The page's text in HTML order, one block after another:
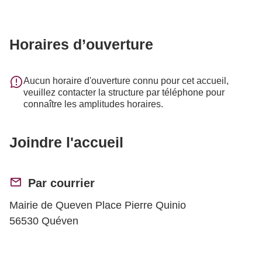
Horaires d’ouverture
Aucun horaire d'ouverture connu pour cet accueil,
veuillez contacter la structure par téléphone pour
connaître les amplitudes horaires.
Joindre l'accueil
Par courrier
Mairie de Queven Place Pierre Quinio
56530 Quéven